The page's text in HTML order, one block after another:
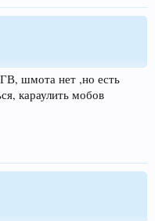
шмота нет ,но есть
караулить мобов